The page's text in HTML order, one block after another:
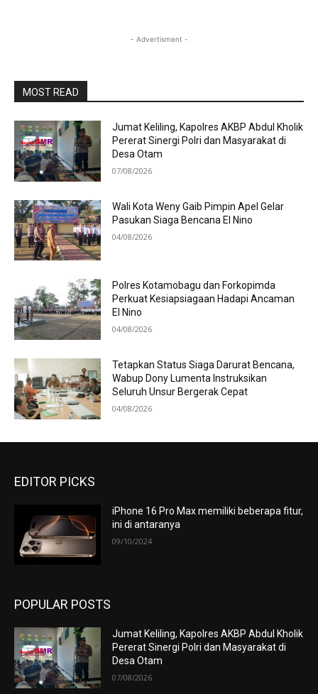
- Advertisment -
MOST READ
Jumat Keliling, Kapolres AKBP Abdul Kholik
Pererat Sinergi Polri dan Masyarakat di
Desa Otam
07/08/2026
Wali Kota Weny Gaib Pimpin Apel Gelar
Pasukan Siaga Bencana El Nino
04/08/2026
Polres Kotamobagu dan Forkopimda
Perkuat Kesiapsiagaan Hadapi Ancaman
El Nino
04/08/2026
Tetapkan Status Siaga Darurat Bencana,
Wabup Dony Lumenta Instruksikan
Seluruh Unsur Bergerak Cepat
04/08/2026
EDITOR PICKS
iPhone 16 Pro Max memiliki beberapa fitur,
ini di antaranya
09/10/2024
POPULAR POSTS
Jumat Keliling, Kapolres AKBP Abdul Kholik
Pererat Sinergi Polri dan Masyarakat di
Desa Otam
07/08/2026